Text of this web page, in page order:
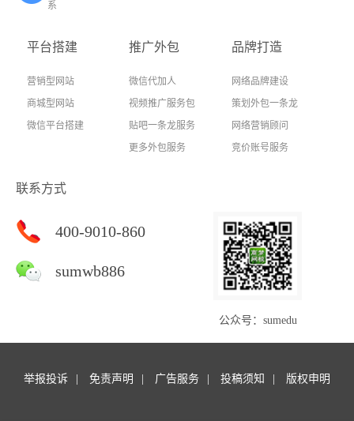
系
平台搭建
营销型网站
商城型网站
微信平台搭建
推广外包
微信代加人
视频推广服务包
贴吧一条龙服务
更多外包服务
品牌打造
网络品牌建设
策划外包一条龙
网络营销顾问
竞价账号服务
联系方式
400-9010-860
sumwb886
公众号：sumedu
举报投诉 免责声明 广告服务 投稿须知 版权申明